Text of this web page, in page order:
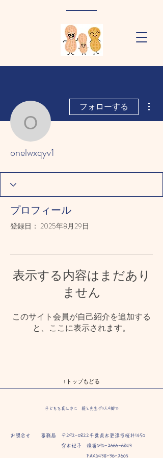
onelwxqyv1
フォローする
onelwxqyv1
プロフィール
登録日： 2025年8月29日
表示する内容はまだあり
ません
このサイト会員が自己紹介を追加する
と、ここに表示されます。
↑トップもどる
子どもを真ん中に 親と先生が3人4脚で
お問合せ 事務局 〒292-0822千葉県木更津市桜井1450
宮本紀子 携帯090-2666-6843
FAX0438-36-2605